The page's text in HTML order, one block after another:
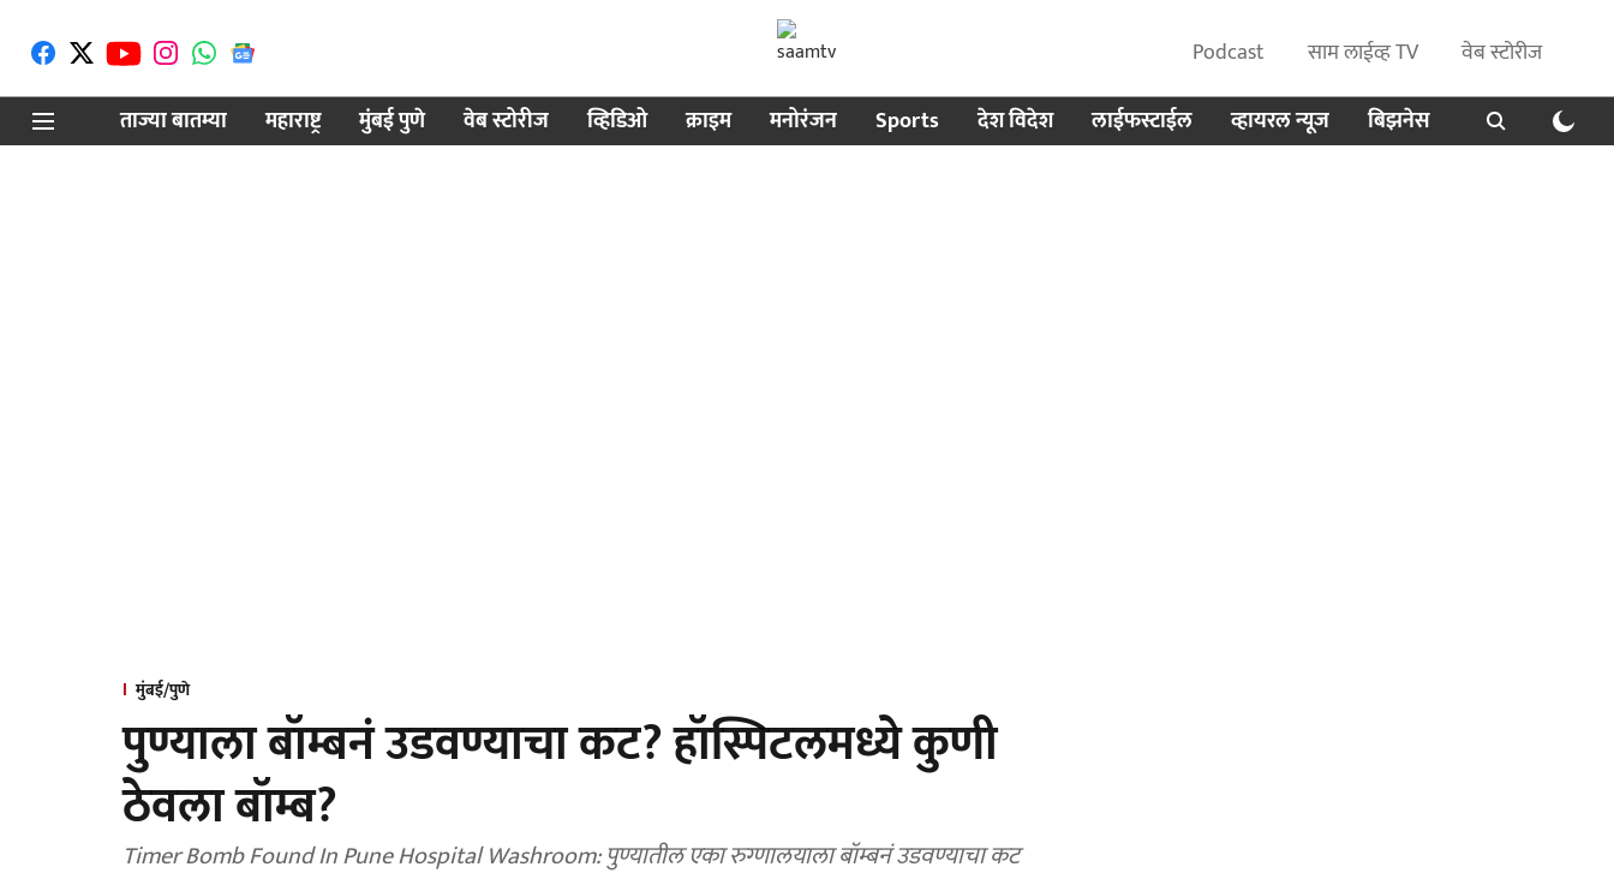
Podcast साम लाईव्ह TV
वेब स्टोरीज
ताज्या बातम्या
महाराष्ट्र मुंबई पुणे वेब स्टोरीज व्हिडिओ क्राइम मनोरंजन Sports देश विदेश लाईफस्टाईल व्हायरल न्यूज बिझनेस
मुंबई/पुणे
पुण्याला बॉम्बनं उडवण्याचा कट? हॉस्पिटलमध्ये कुणी
ठेवला बॉम्ब?
Timer Bomb Found In Pune Hospital Washroom: पुण्यातील एका रुग्णालयाला बॉम्बनं उडवण्याचा कट